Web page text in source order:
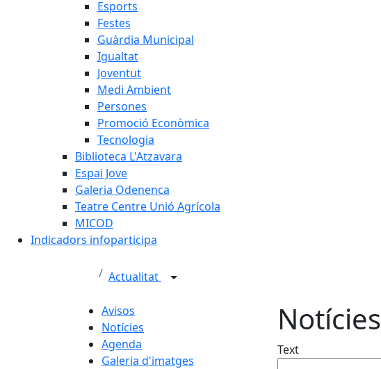
Esports
Festes
Guàrdia Municipal
Igualtat
Joventut
Medi Ambient
Persones
Promoció Econòmica
Tecnologia
Biblioteca L'Atzavara
Espai Jove
Galeria Odenenca
Teatre Centre Unió Agrícola
MICOD
Indicadors infoparticipa
Actualitat
Avisos
Notícies
Agenda
Galeria d'imatges
Notícies
Text